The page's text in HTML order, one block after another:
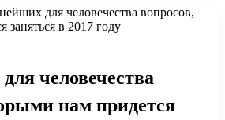
для человечества вопросов,
заняться в 2017 году
человечества
нам придется